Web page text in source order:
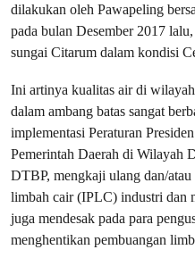
dilakukan oleh Pawapeling
pada bulan Desember 2017
sungai Citarum dalam kondisi
Ini artinya kualitas air di
dalam ambang batas sangat
implementasi Peraturan
Pemerintah Daerah di Wilayah
DTBP, mengkaji ulang dan/
limbah cair (IPLC) industri dan
juga mendesak pada para
menghentikan pembuangan